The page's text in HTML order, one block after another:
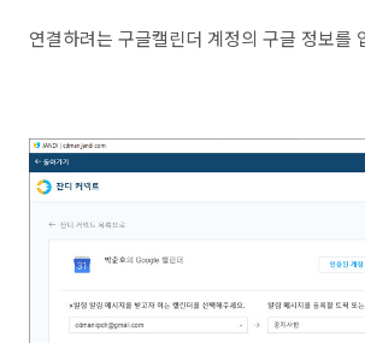
연결하려는 구글캘린더 계정의 구글 정보를